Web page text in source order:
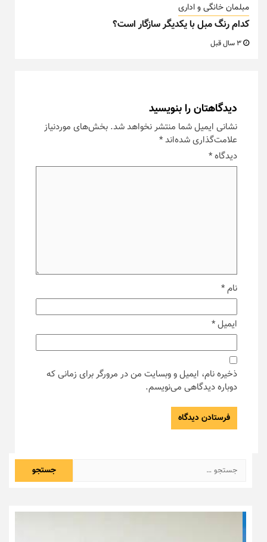
مبلمان خانگی و اداری
کدام رنگ مبل با یکدیگر سازگار است؟
دیدگاهتان را بنویسید
نشانی ایمیل شما منتشر نخواهد شد. بخش‌های موردنیاز
علامت‌گذاری شده‌اند*
دیدگاه*
نام*
ایمیل*
ذخیره نام، ایمیل و وبسایت من در مرورگر برای زمانی که
دوباره دیدگاهی می‌نویسم.
جستجو
برای: